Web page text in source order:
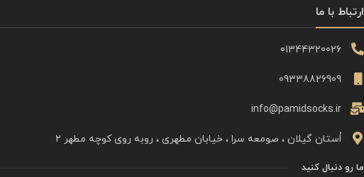
ارتباط با ما
01344320026
09338826909
info@pamidsocks.ir
اُستان گیلان ، صومعه سرا ، خیابان مطهری ، روبه روی کوچه مطهر ۲
ما رو دنبال کنید